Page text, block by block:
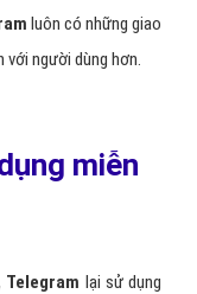
luôn có những giao
người dùng hơn.
miễn
Telegram lại sử dụng